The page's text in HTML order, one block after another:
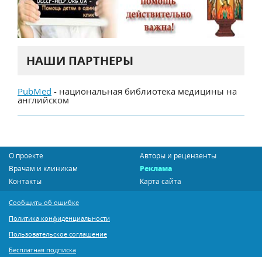
НАШИ ПАРТНЕРЫ
PubMed - национальная библиотека медицины на
английском
О проекте
Авторы и рецензенты
Врачам и клиникам
Реклама
Контакты
Карта сайта
Сообщить об ошибке
Политика конфиденциальности
Пользовательское соглашение
Бесплатная подписка